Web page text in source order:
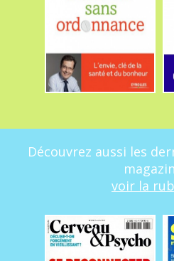
Découvrez aussi les
voir la